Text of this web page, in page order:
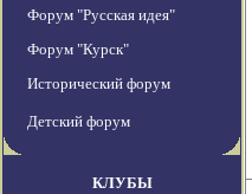
Форум "Русская идея"
Форум "Курск"
Исторический форум
Детский форум
КЛУБЫ